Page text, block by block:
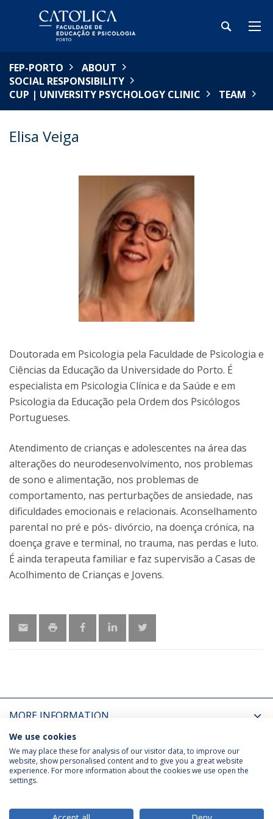
FEP-PORTO
ABOUT
SOCIAL RESPONSIBILITY
CUP | UNIVERSITY PSYCHOLOGY CLINIC
TEAM
Elisa Veiga
Doutorada em Psicologia pela Faculdade de Psicologia e
Ciências da Educação da Universidade do Porto. É
especialista em Psicologia Clínica e da Saúde e em
Psicologia da Educação pela Ordem dos Psicólogos
Portugueses.
Atendimento de crianças e adolescentes na área das
alterações do neurodesenvolvimento, nos problemas
de sono e alimentação, nos problemas de
comportamento, nas perturbações de ansiedade, nas
dificuldades emocionais e relacionais. Aconselhamento
parental no pré e pós- divórcio, na doença crónica, na
doença grave e terminal, no trauma, nas perdas e luto.
É ainda terapeuta familiar e faz supervisão a Casas de
Acolhimento de Crianças e Jovens.
MORE INFORMATION
LATEST NEWS
Privacy Policy
We use cookies
We may place these for analysis of our visitor data, to improve our
website, show personalised content and to give you a great website
experience. For more information about the cookies we use open the
settings.